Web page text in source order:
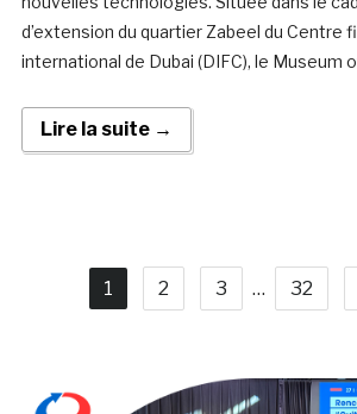
d’extension du quartier Zabeel du Centre
international de Dubai (DIFC), le Museum
Lire la suite →
1 2 3 … 32